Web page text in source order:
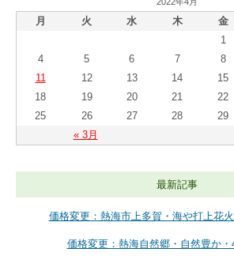
月 火 水 木 金
« 3月
1
4
5 6 7 8
11
12 13 14 15
18
19 20 21 22
25
26 27 28 29
最新記事
価格変更：熱海市上多賀・海や打上花
価格変更：熱海自然郷・自然豊か・